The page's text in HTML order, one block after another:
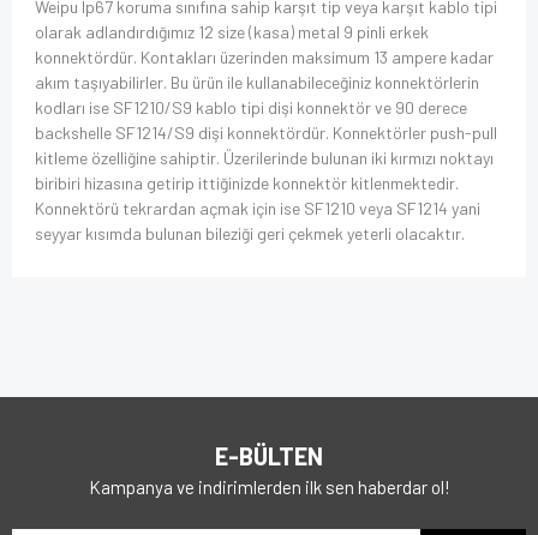
Weipu Ip67 koruma sınıfına sahip karşıt tip veya karşıt kablo tipi
olarak adlandırdığımız 12 size (kasa) metal 9 pinli erkek
konnektördür. Kontakları üzerinden maksimum 13 ampere kadar
akım taşıyabilirler. Bu ürün ile kullanabileceğiniz konnektörlerin
kodları ise SF1210/S9 kablo tipi dişi konnektör ve 90 derece
backshelle SF1214/S9 dişi konnektördür. Konnektörler push-pull
kitleme özelliğine sahiptir. Üzerilerinde bulunan iki kırmızı noktayı
biribiri hizasına getirip ittiğinizde konnektör kitlenmektedir.
Konnektörü tekrardan açmak için ise SF1210 veya SF1214 yani
seyyar kısımda bulunan bileziği geri çekmek yeterli olacaktır.
E-BÜLTEN
Kampanya ve indirimlerden ilk sen haberdar ol!